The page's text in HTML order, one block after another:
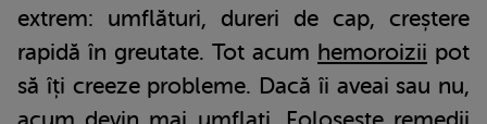
extrem: umflături, dureri de cap, creștere
rapidă în greutate. Tot acum hemoroizii pot
să îți creeze probleme. Dacă îi aveai sau nu,